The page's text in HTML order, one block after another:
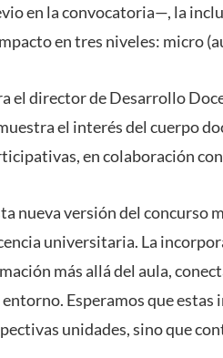
en la convocatoria—, la
en tres niveles: micro
el director de Desarrollo
el interés del cuerpo
en colaboración
nueva versión del concurso
universitaria. La
más allá del aula,
Esperamos que
unidades, sino que